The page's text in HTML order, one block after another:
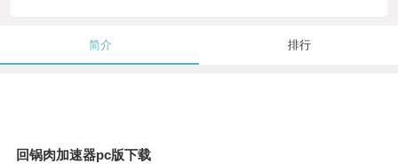
简介 排行
回锅肉加速器pc版下载